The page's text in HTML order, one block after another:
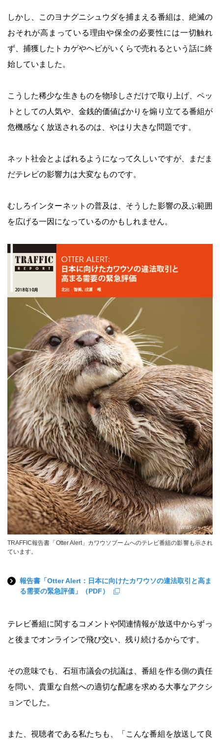
しかし、このヨナグニシュウダを捕まえる番組は、絶滅の
おそれが高まっている理由や保全の必要性には一切触れ
ず、捕獲したトカゲやヘビがいくらで売れるという話に終
始していました。
こうした稀少な生きものを物珍しさだけで取り上げ、ペッ
トとしての人気や、金銭的価値ばかりを煽り立てる番組が
危機感なく放送されるのは、やはり大きな問題です。
ネット社会とよばれるようになって久しいですが、まだま
だテレビの影響力は大変なものです。
むしろインターネットの普及は、そうした影響の及ぶ範囲
を広げる一因になっているのかもしれません。
©WWFジャパン
TRAFFIC報告書「Otter Alert」カワウソブームへのテレビ番組の影響も示され
ています。
報告書「Otter Alert：日本に向けたカワウソの違法取引と高ま
る需要の緊急評価」（PDF）
テレビ番組に関するコメントや関連情報が放送中からずっ
と後までオンラインで飛び交い、残り続けるからです。
その意味でも、石垣市議会の抗議は、番組を作る側の責任
を問い、貴重な自然への適切な配慮を求める大事なアクシ
ョンでした。
また、視聴者である私たちも、「こんな番組を放送して良